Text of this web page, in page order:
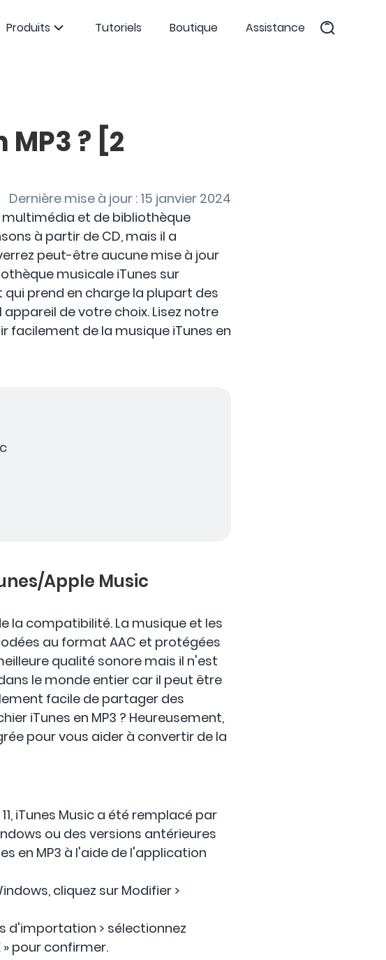
Produits Tutoriels Boutique Assistance
? [2
Dernière mise à jour : 15 janvier 2024
multimédia et de bibliothèque
à partir de CD, mais il a
peut-être aucune mise à jour
musicale iTunes sur
prend en charge la plupart des
de votre choix. Lisez notre
facilement de la musique iTunes en
Apple Music
la compatibilité. La musique et les
au format AAC et protégées
qualité sonore mais il n'est
le monde entier car il peut être
facile de partager des
iTunes en MP3 ? Heureusement,
pour vous aider à convertir de la
iTunes Music a été remplacé par
ou des versions antérieures
en MP3 à l'aide de l'application
cliquez sur Modifier >
d'importation > sélectionnez
» pour confirmer.